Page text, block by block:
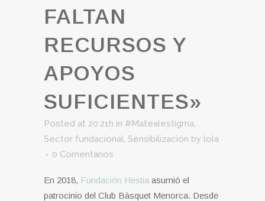
FALTAN
RECURSOS Y
APOYOS
SUFICIENTES»
Posted at 20:21h in #Matealestigma,
Sector fundacional, Sensibilización by lola
0 Comentarios
En 2018, Fundación Hestia asumió el
patrocinio del Club Bàsquet Menorca. Desde